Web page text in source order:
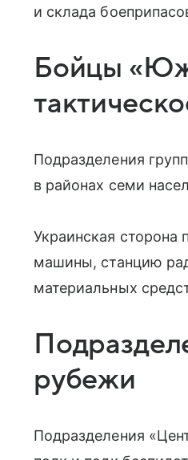
и склада
Бойцы
Подразделения
в районах семи
Украинская сторона
машины, станцию
материальных
рубежи
Подразделения